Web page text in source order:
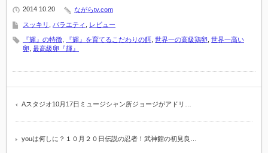
2014 10.20 ながらtv.com
スッキリ バラエティ レビュー
『輝』の特徴 『輝』を育てるこだわりの餌 世界一の高級鶏卵 世界一高い
卵 最高級卵『輝』
Aスタジオ10月17日ミュージシャン所ジョージがアドリ…
youは何しに？１０月２０日伝説の忍者！武神館の初見良…